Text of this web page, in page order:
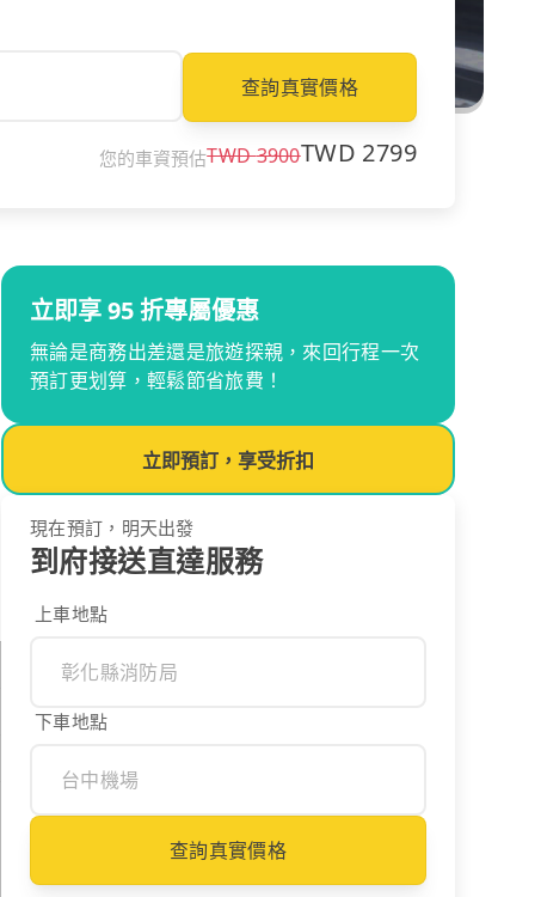
查詢真實價格
您的車資預估TWD3900TWD 2799
立即享 95 折專屬優惠
無論是商務出差還是旅遊探親，來回行程一次
預訂更划算，輕鬆節省旅費！
立即預訂，享受折扣
現在預訂，明天出發
到府接送直達服務
上車地點
下車地點
查詢真實價格